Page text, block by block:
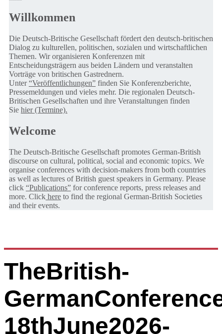
Willkommen
Die Deutsch-Britische Gesellschaft fördert den deutsch-britischen
Dialog zu kulturellen, politischen, sozialen und wirtschaftlichen
Themen. Wir organisieren Konferenzen mit
Entscheidungsträgern aus beiden Ländern und veranstalten
Vorträge von britischen Gastrednern.
Unter“Veröffentlichungen” finden Sie Konferenzberichte,
Pressemeldungen und vieles mehr. Die regionalen Deutsch-
Britischen Gesellschaften und ihre Veranstaltungen finden
Sie hier (Termine).
Welcome
The Deutsch-Britische Gesellschaft promotes German-British
discourse on cultural, political, social and economic topics. We
organise conferences with decision-makers from both countries
as well as lectures of British guest speakers in Germany. Please
click “Publications” for conference reports, press releases and
more. Click here to find the regional German-British Societies
and their events.
TheBritish-
18thJune2026-